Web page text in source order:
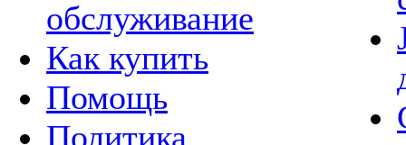
обслуживание
Как купить
Помощь
Политика